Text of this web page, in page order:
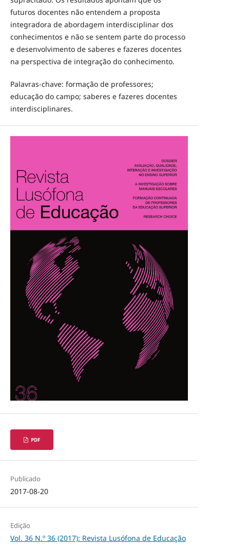
futuros docentes não entendem a proposta
integradora de abordagem interdisciplinar dos
conhecimentos e não se sentem parte do processo
e desenvolvimento de saberes e fazeres docentes
na perspectiva de integração do conhecimento.
Palavras-chave: formação de professores;
educação do campo; saberes e fazeres docentes
interdisciplinares.
PDF
Publicado
2017-08-20
Edição
Vol. 36 N.º 36 (2017): Revista Lusófona de Educação